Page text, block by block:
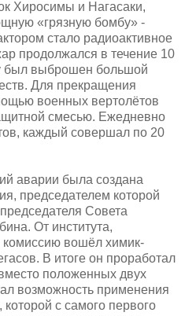
Хиросимы и Нагасаки,
«грязную бомбу» -
стало радиоактивное
продолжался в течение 10
был выброшен большой
Для прекращения
военных вертолётов
смесью. Ежедневно
каждый совершал по 20
аварии была создана
председателем которой
Совета
От института,
комиссию вошёл химик-
В итоге он проработал
положенных двух
возможность применения
с самого первого